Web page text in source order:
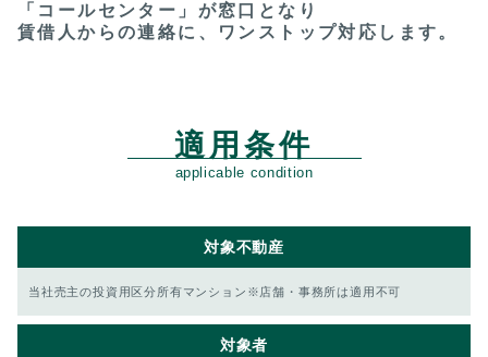
「コールセンター」が窓口となり
賃借人からの連絡に、ワンストップ対応します。
適用条件
applicable condition
対象不動産
当社売主の投資用区分所有マンション ※店舗・事務所は適用不可
対象者